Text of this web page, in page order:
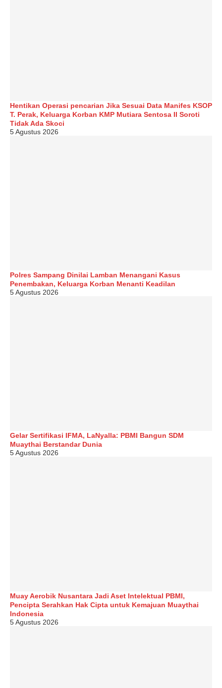
Hentikan Operasi pencarian Jika Sesuai Data Manifes KSOP
T. Perak, Keluarga Korban KMP Mutiara Sentosa II Soroti
Tidak Ada Skoci
5 Agustus 2026
Polres Sampang Dinilai Lamban Menangani Kasus
Penembakan, Keluarga Korban Menanti Keadilan
5 Agustus 2026
Gelar Sertifikasi IFMA, LaNyalla: PBMI Bangun SDM
Muaythai Berstandar Dunia
5 Agustus 2026
Muay Aerobik Nusantara Jadi Aset Intelektual PBMI,
Pencipta Serahkan Hak Cipta untuk Kemajuan Muaythai
Indonesia
5 Agustus 2026